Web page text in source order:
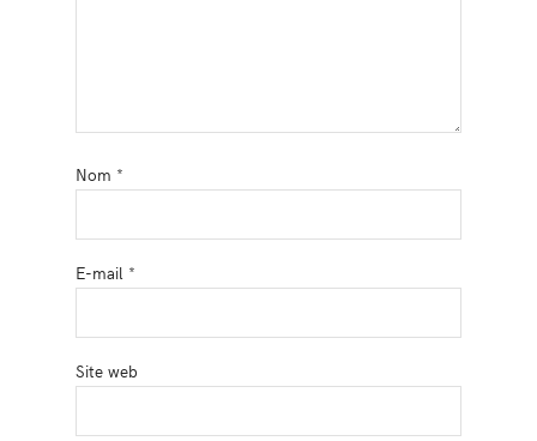
Nom *
E-mail *
Site web